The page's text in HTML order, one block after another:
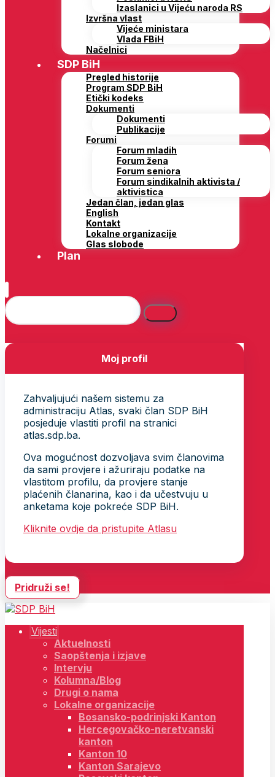
Izaslanici u Vijeću naroda RS
Izvršna vlast
Vijeće ministara
Vlada FBiH
Načelnici
SDP BiH
Pregled historije
Program SDP BiH
Etički kodeks
Dokumenti
Dokumenti
Publikacije
Forumi
Forum mladih
Forum žena
Forum seniora
Forum sindikalnih aktivista /
aktivistica
Jedan član, jedan glas
English
Kontakt
Lokalne organizacije
Glas slobode
Plan
Moj profil
Zahvaljujući našem sistemu za
administraciju Atlas, svaki član SDP BiH
posjeduje vlastiti profil na stranici
atlas.sdp.ba.
Ova mogućnost dozvoljava svim članovima
da sami provjere i ažuriraju podatke na
vlastitom profilu, da provjere stanje
plaćenih članarina, kao i da učestvuju u
anketama koje pokreće SDP BiH.
Kliknite ovdje da pristupite Atlasu
Pridruži se!
Vijesti
Aktuelnosti
Saopštenja i izjave
Intervju
Kolumna/Blog
Drugi o nama
Lokalne organizacije
Bosansko-podrinjski Kanton
Hercegovačko-neretvanski
kanton
Kanton 10
Kanton Sarajevo